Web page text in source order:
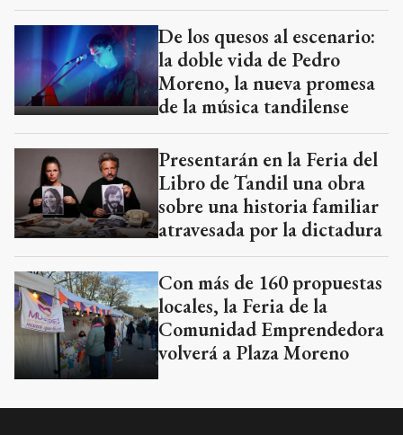
PAMI activo
De los quesos al escenario:
la doble vida de Pedro
Moreno, la nueva promesa
de la música tandilense
Presentarán en la Feria del
Libro de Tandil una obra
sobre una historia familiar
atravesada por la dictadura
Con más de 160 propuestas
locales, la Feria de la
Comunidad Emprendedora